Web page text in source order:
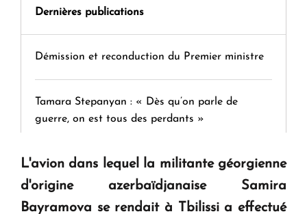
Dernières publications
Démission et reconduction du Premier ministre
Tamara Stepanyan : « Dès qu’on parle de
guerre, on est tous des perdants »
" Tant qu'il n'existe pas d'alternative concrète, la
question d'un référendum ne se pose pas. "
L'avion dans lequel la militante géorgienne
d'origine azerbaïdjanaise Samira
Bayramova se rendait à Tbilissi a effectué